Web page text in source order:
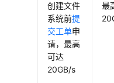
创建文件
系统前提
交工单申
请，最高
可达
20GB/s
最